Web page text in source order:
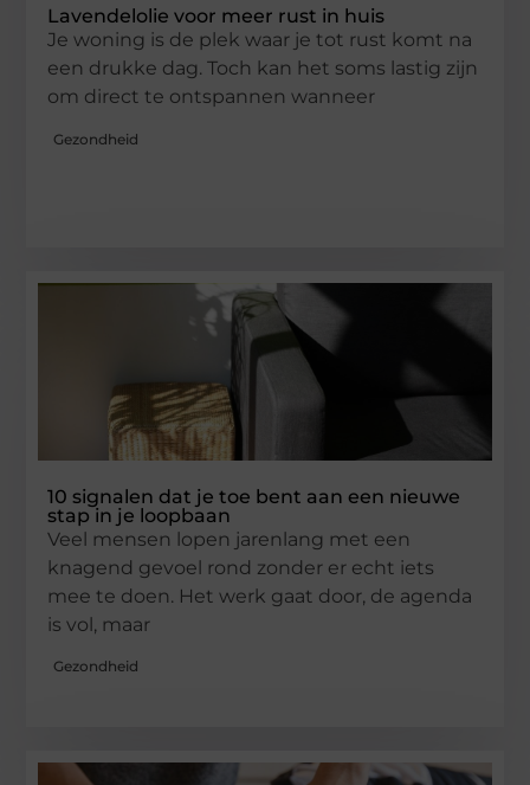
Lavendelolie voor meer rust in huis
Je woning is de plek waar je tot rust komt na
een drukke dag. Toch kan het soms lastig zijn
om direct te ontspannen wanneer
Gezondheid
10 signalen dat je toe bent aan een nieuwe
stap in je loopbaan
Veel mensen lopen jarenlang met een
knagend gevoel rond zonder er echt iets
mee te doen. Het werk gaat door, de agenda
is vol, maar
Gezondheid